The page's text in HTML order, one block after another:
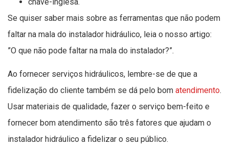
Se quiser saber mais sobre as ferramentas que não podem
faltar na mala do instalador hidráulico, leia o nosso artigo:
”O que não pode faltar na mala do instalador?”.
Ao fornecer serviços hidráulicos, lembre-se de que a
fidelização do cliente também se dá pelo bom atendimento.
Usar materiais de qualidade, fazer o serviço bem-feito e
fornecer bom atendimento são três fatores que ajudam o
instalador hidráulico a fidelizar o seu público.